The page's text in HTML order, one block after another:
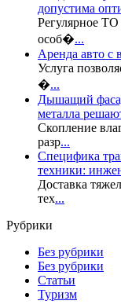
допустима
Регулярное ТО
особ�...
Аренда авто с
Услуга
�...
Дышащий
металла
Скопление
разр...
Специфика
техники:
Доставка
тех...
Рубрики
Без рубрики
Без рубрики
Статьи
Туризм